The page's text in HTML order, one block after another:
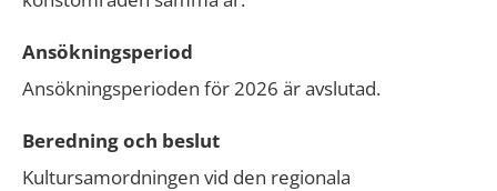
Ansökningsperiod
Ansökningsperioden för 2026 är avslutad.
Beredning och beslut
Kultursamordningen vid den regionala